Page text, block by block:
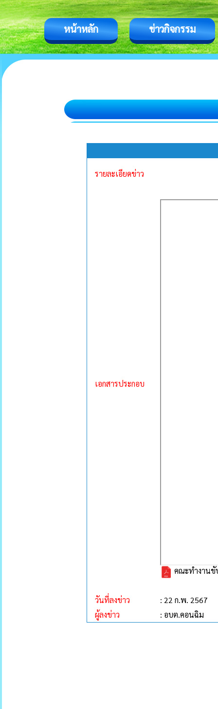
หน้าหลัก ข่าวกิจกรรม
รายละเอียดข่าว
เอกสารประกอบ
คณะทำงานขั
วันที่ลงข่าว
: 22 ก.พ. 2567
ผู้ลงข่าว
: อบต.คอนฉิม